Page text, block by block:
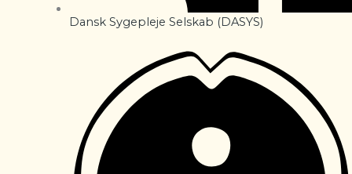
Dansk Sygepleje Selskab (DASYS)